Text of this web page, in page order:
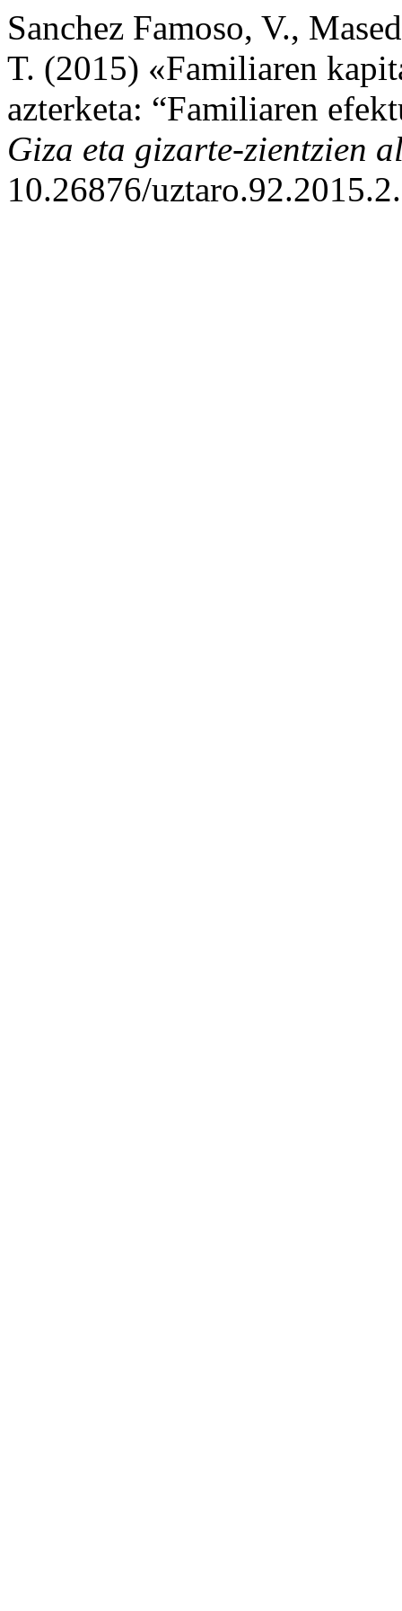
Sanchez Famoso, V.,
T. (2015) «Familiaren
azterketa: “Familiaren
Giza eta gizarte-zientzien
10.26876/uztaro.92.2015.2.